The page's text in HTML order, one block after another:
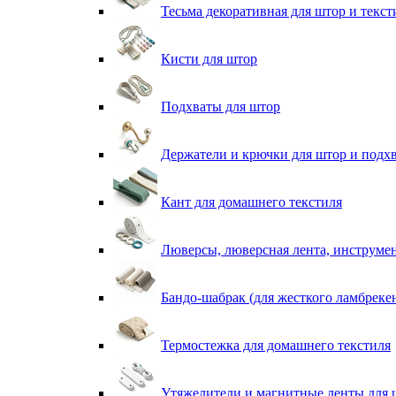
Тесьма декоративная для штор и
Кисти для штор
Подхваты для штор
Держатели и крючки для штор и
Кант для домашнего текстиля
Люверсы, люверсная лента,
Бандо-шабрак (для жесткого
Термостежка для домашнего текстиля
Утяжелители и магнитные ленты для